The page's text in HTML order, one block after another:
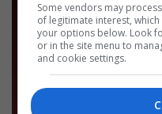
Some vendors may
of legitimate interest,
your options below. Look
or in the site menu to
and cookie settings.